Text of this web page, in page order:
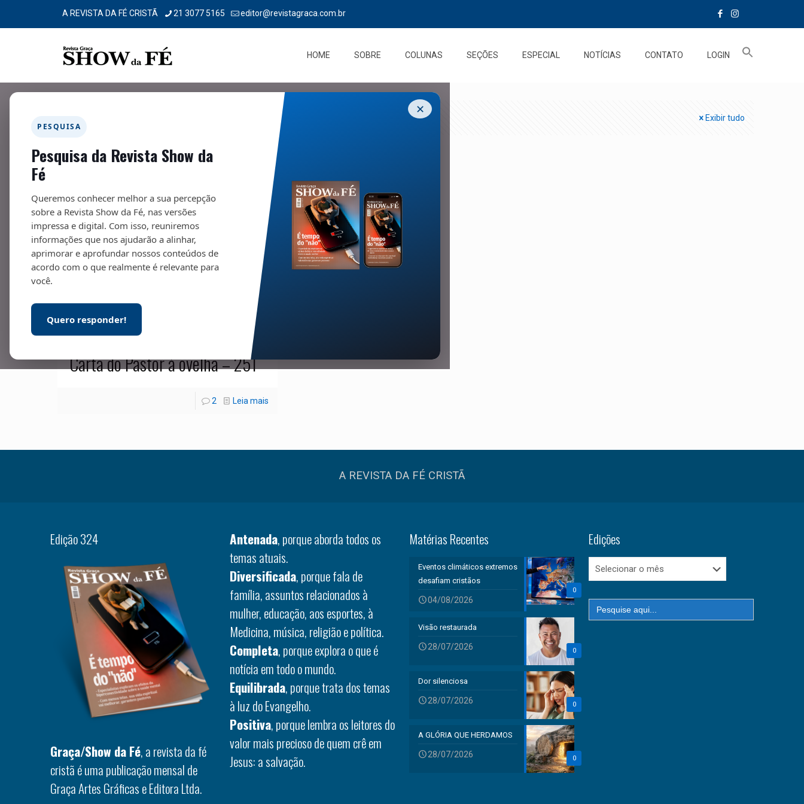
A REVISTA DA FÉ CRISTÃ 21 3077 5165 editor@revistagraca.com.br
HOME SOBRE COLUNAS SEÇÕES ESPECIAL NOTÍCIAS CONTATO LOGIN
✕
PESQUISA
Pesquisa da Revista Show da
Fé
Queremos conhecer melhor a sua percepção
sobre a Revista Show da Fé, nas versões
impressa e digital. Com isso, reuniremos
informações que nos ajudarão a alinhar,
aprimorar e aprofundar nossos conteúdos de
acordo com o que realmente é relevante para
você.
Quero responder!
Exibir tudo
01/06/2020
Carta do Pastor à ovelha – 251
2 Leia mais
A REVISTA DA FÉ CRISTÃ
Edição 324
Graça/Show da Fé, a revista da fé
cristã é uma publicação mensal de
Graça Artes Gráficas e Editora Ltda.
Antenada, porque aborda todos os
temas atuais.
Diversificada, porque fala de
família, assuntos relacionados à
mulher, educação, aos esportes, à
Medicina, música, religião e política.
Completa, porque explora o que é
notícia em todo o mundo.
Equilibrada, porque trata dos temas
à luz do Evangelho.
Positiva, porque lembra os leitores do
valor mais precioso de quem crê em
Jesus: a salvação.
Matérias Recentes
0
Eventos climáticos extremos
desafiam cristãos
04/08/2026
0
Visão restaurada
28/07/2026
0
Dor silenciosa
28/07/2026
0
A GLÓRIA QUE HERDAMOS
28/07/2026
Edições
Edições
Search
for: